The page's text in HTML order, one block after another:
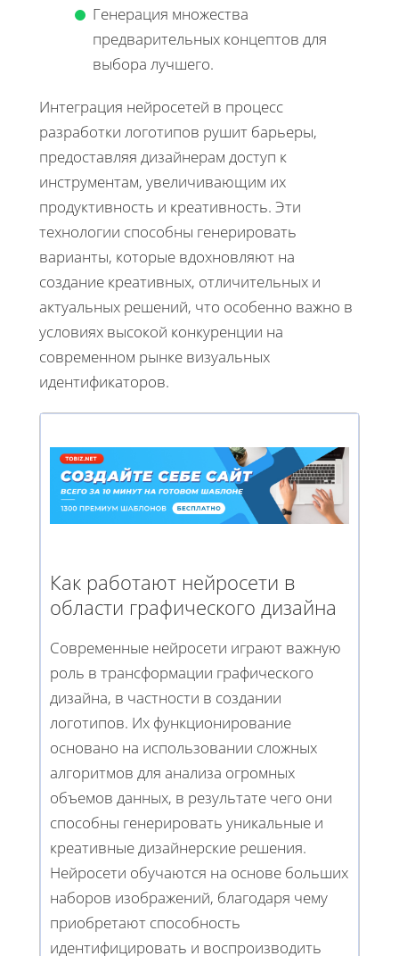
Генерация множества
предварительных концептов для
выбора лучшего.
Интеграция нейросетей в процесс
разработки логотипов рушит барьеры,
предоставляя дизайнерам доступ к
инструментам, увеличивающим их
продуктивность и креативность. Эти
технологии способны генерировать
варианты, которые вдохновляют на
создание креативных, отличительных и
актуальных решений, что особенно важно в
условиях высокой конкуренции на
современном рынке визуальных
идентификаторов.
Как работают нейросети в
области графического дизайна
Современные нейросети играют важную
роль в трансформации графического
дизайна, в частности в создании
логотипов. Их функционирование
основано на использовании сложных
алгоритмов для анализа огромных
объемов данных, в результате чего они
способны генерировать уникальные и
креативные дизайнерские решения.
Нейросети обучаются на основе больших
наборов изображений, благодаря чему
приобретают способность
идентифицировать и воспроизводить